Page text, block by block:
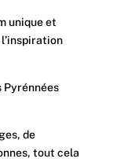
unique et
Pyrénnées
de
tout cela